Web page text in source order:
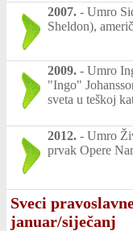
2007. - Umro
Sheldon),
2009. - Umro
"Ingo"
sveta u teškoj
2012. - Umro
prvak Opere
Sveci
januar/siječanj